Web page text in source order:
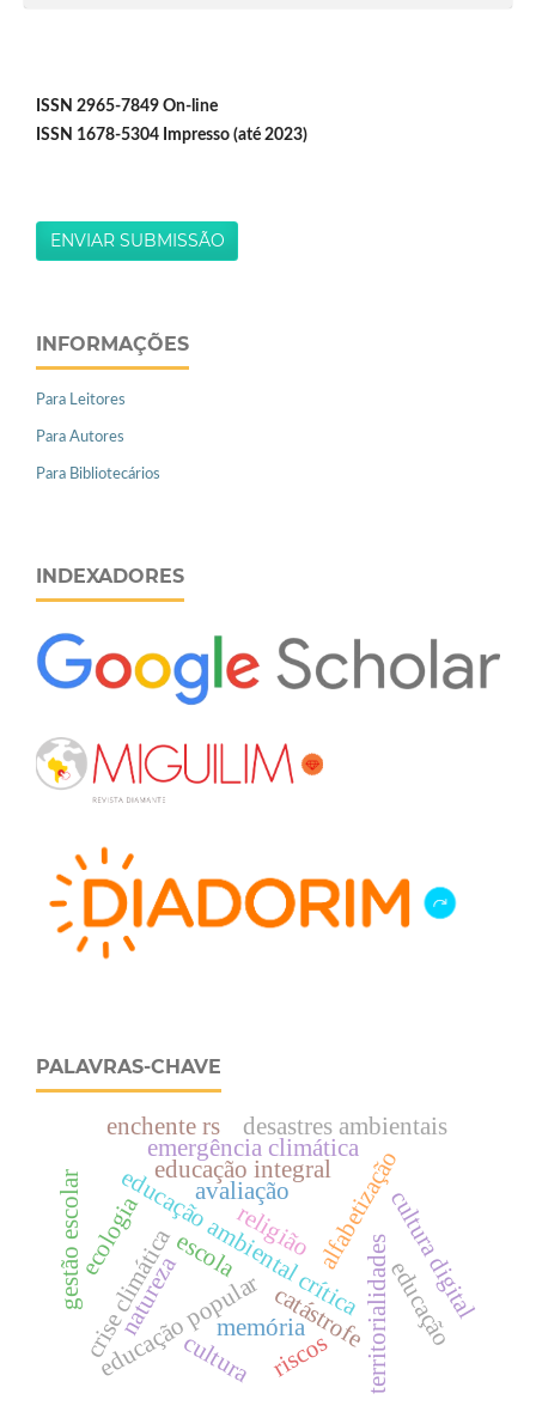
ISSN 2965-7849 On-line
ISSN 1678-5304 Impresso (até 2023)
ENVIAR SUBMISSÃO
INFORMAÇÕES
Para Leitores
Para Autores
Para Bibliotecários
INDEXADORES
PALAVRAS-CHAVE
educação ambiental crítica
educação popular
educação integral
avaliação
territorialidades
alfabetização
crise climática cultura digital
memória educação
escola
ecologia religião
catástrofe
emergência climática
desastres ambientais
gestão escolar
enchente rs
natureza
cultura riscos